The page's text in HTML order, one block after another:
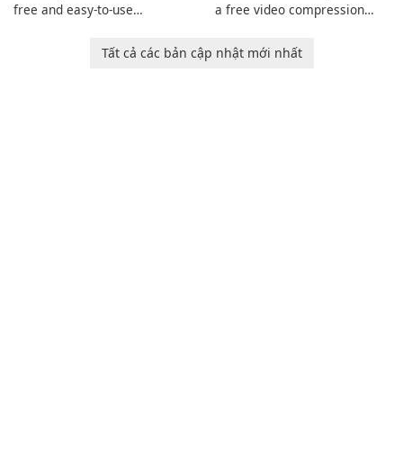
free and easy-to-use
developed by EasyMC. It
a free video compression
users to compress media
Tất cả các bản cập nhật mới nhất